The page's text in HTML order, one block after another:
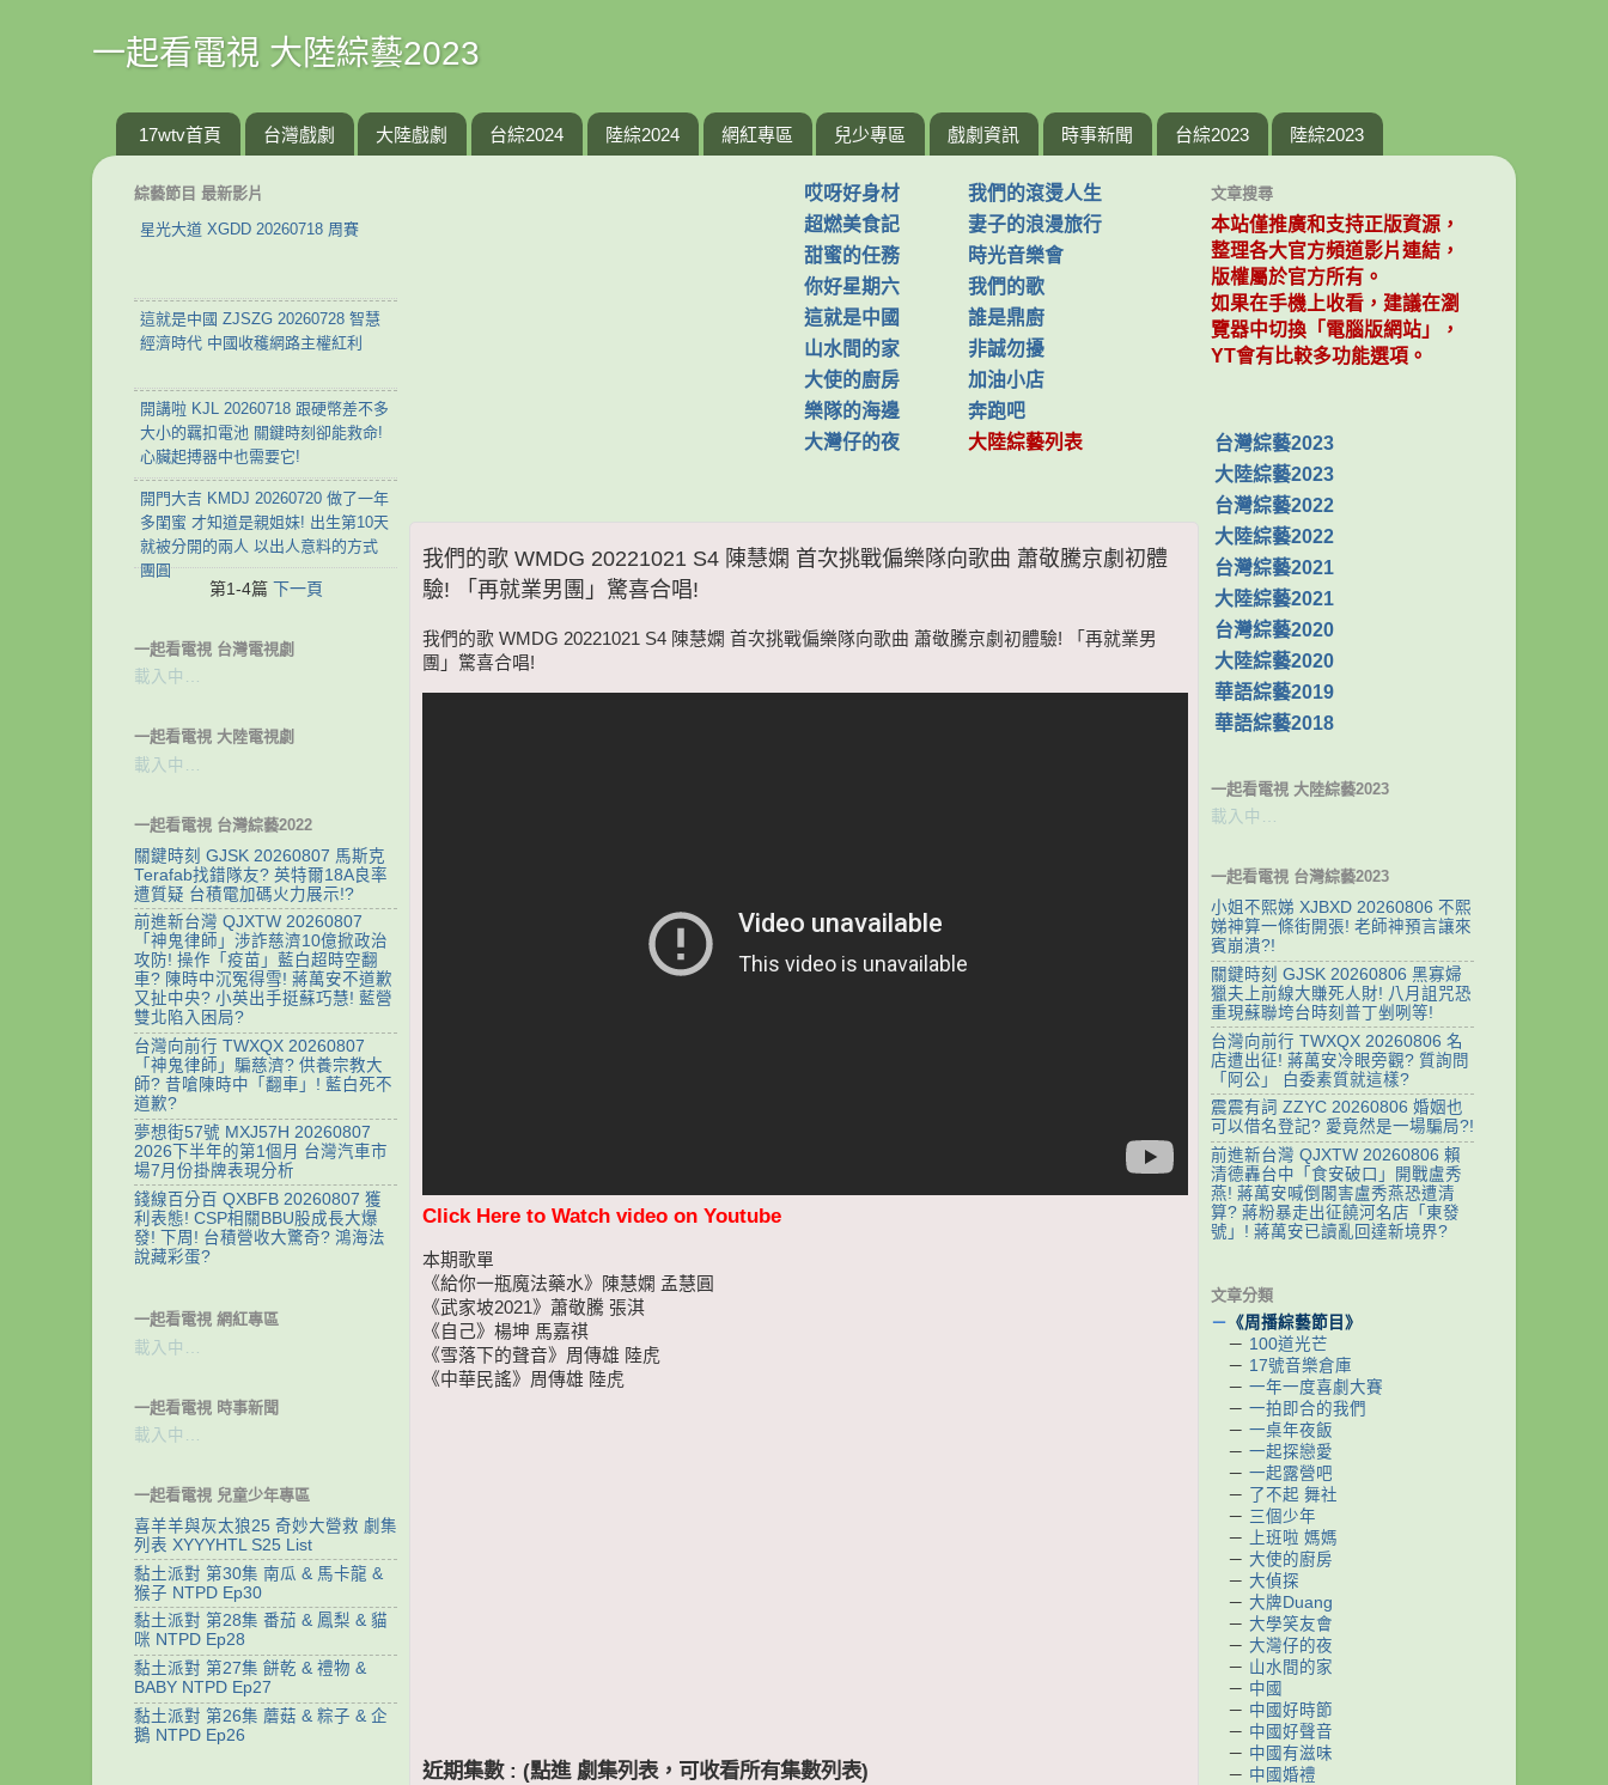
一起看電視 大陸綜藝2023
17wtv首頁 台灣戲劇 大陸戲劇 台綜2024 陸綜2024 網紅專區 兒少專區 戲劇資訊 時事新聞 台綜2023 陸綜2023
哎呀好身材
我們的滾燙人生
超燃美食記
妻子的浪漫旅行
甜蜜的任務
時光音樂會
你好星期六
我們的歌
這就是中國
誰是鼎廚
山水間的家
非誠勿擾
大使的廚房
加油小店
樂隊的海邊
奔跑吧
大灣仔的夜
大陸綜藝列表
我們的歌 WMDG 20221021 S4 陳慧嫻 首次挑戰偏樂隊向歌曲 蕭敬騰京劇初體
驗! 「再就業男團」驚喜合唱!
我們的歌 WMDG 20221021 S4 陳慧嫻 首次挑戰偏樂隊向歌曲 蕭敬騰京劇初體驗! 「再就業男
團」驚喜合唱!
Click Here to Watch video on Youtube
本期歌單
《給你一瓶魔法藥水》陳慧嫻 孟慧圓
《武家坡2021》蕭敬騰 張淇
《自己》楊坤 馬嘉祺
《雪落下的聲音》周傳雄 陸虎
《中華民謠》周傳雄 陸虎
近期集數 : (點進 劇集列表，可收看所有集數列表)
綜藝節目 最新影片
星光大道 XGDD 20260718 周賽
這就是中國 ZJSZG 20260728 智慧
經濟時代 中國收穫網路主權紅利
開講啦 KJL 20260718 跟硬幣差不多
大小的羈扣電池 關鍵時刻卻能救命!
心臟起搏器中也需要它!
開門大吉 KMDJ 20260720 做了一年
多閨蜜 才知道是親姐妹! 出生第10天
就被分開的兩人 以出人意料的方式
團圓
第1-4篇 下一頁
一起看電視 台灣電視劇
載入中…
一起看電視 大陸電視劇
載入中…
一起看電視 台灣綜藝2022
關鍵時刻 GJSK 20260807 馬斯克
Terafab找錯隊友? 英特爾18A良率
遭質疑 台積電加碼火力展示!?
前進新台灣 QJXTW 20260807
「神鬼律師」涉詐慈濟10億掀政治
攻防! 操作「疫苗」藍白超時空翻
車? 陳時中沉冤得雪! 蔣萬安不道歉
又扯中央? 小英出手挺蘇巧慧! 藍營
雙北陷入困局?
台灣向前行 TWXQX 20260807
「神鬼律師」騙慈濟? 供養宗教大
師? 昔嗆陳時中「翻車」! 藍白死不
道歉?
夢想街57號 MXJ57H 20260807
2026下半年的第1個月 台灣汽車市
場7月份掛牌表現分析
錢線百分百 QXBFB 20260807 獲
利表態! CSP相關BBU股成長大爆
發! 下周! 台積營收大驚奇? 鴻海法
說藏彩蛋?
一起看電視 網紅專區
載入中…
一起看電視 時事新聞
載入中…
一起看電視 兒童少年專區
喜羊羊與灰太狼25 奇妙大營救 劇集
列表 XYYYHTL S25 List
黏土派對 第30集 南瓜 & 馬卡龍 &
猴子 NTPD Ep30
黏土派對 第28集 番茄 & 鳳梨 & 貓
咪 NTPD Ep28
黏土派對 第27集 餅乾 & 禮物 &
BABY NTPD Ep27
黏土派對 第26集 蘑菇 & 粽子 & 企
鵝 NTPD Ep26
文章搜尋
本站僅推廣和支持正版資源，
整理各大官方頻道影片連結，
版權屬於官方所有。
如果在手機上收看，建議在瀏
覽器中切換「電腦版網站」，
YT會有比較多功能選項。
台灣綜藝2023
大陸綜藝2023
台灣綜藝2022
大陸綜藝2022
台灣綜藝2021
大陸綜藝2021
台灣綜藝2020
大陸綜藝2020
華語綜藝2019
華語綜藝2018
一起看電視 大陸綜藝2023
載入中…
一起看電視 台灣綜藝2023
小姐不熙娣 XJBXD 20260806 不熙
娣神算一條街開張! 老師神預言讓來
賓崩潰?!
關鍵時刻 GJSK 20260806 黑寡婦
獵夫上前線大賺死人財! 八月詛咒恐
重現蘇聯垮台時刻普丁剉咧等!
台灣向前行 TWXQX 20260806 名
店遭出征! 蔣萬安冷眼旁觀? 質詢問
「阿公」 白委素質就這樣?
震震有詞 ZZYC 20260806 婚姻也
可以借名登記? 愛竟然是一場騙局?!
前進新台灣 QJXTW 20260806 賴
清德轟台中「食安破口」開戰盧秀
燕! 蔣萬安喊倒閣害盧秀燕恐遭清
算? 蔣粉暴走出征饒河名店「東發
號」! 蔣萬安已讀亂回達新境界?
文章分類
－ 《周播綜藝節目》
－ 100道光芒
－ 17號音樂倉庫
－ 一年一度喜劇大賽
－ 一拍即合的我們
－ 一桌年夜飯
－ 一起探戀愛
－ 一起露營吧
－
了不起 舞社
－ 三個少年
－
上班啦 媽媽
－ 大使的廚房
－ 大偵探
－ 大牌Duang
－ 大學笑友會
－ 大灣仔的夜
－ 山水間的家
－ 中國
－ 中國好時節
－ 中國好聲音
－ 中國有滋味
－ 中國婚禮